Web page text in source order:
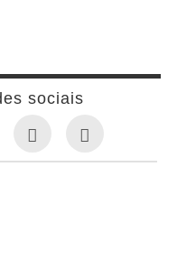
sociais